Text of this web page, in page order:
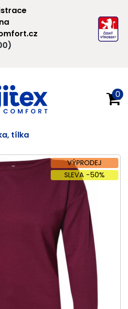
0
tílka
VÝPRODEJ
SLEVA -50%